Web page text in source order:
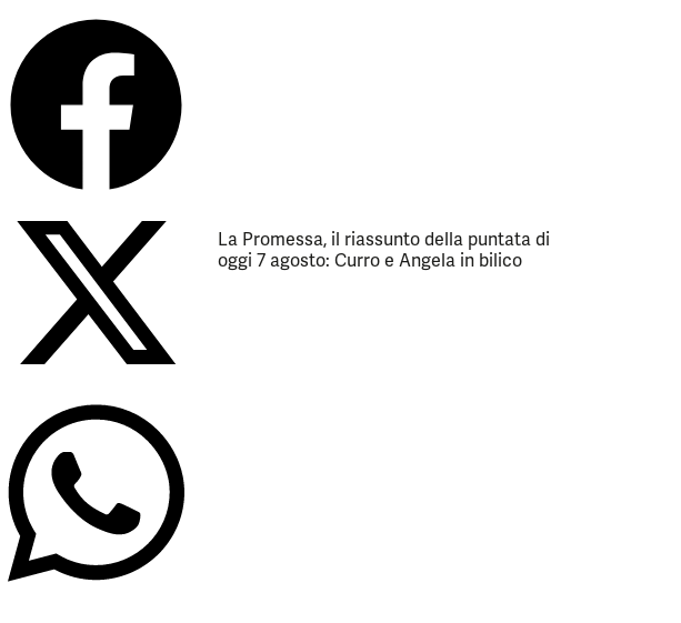
La Promessa, il riassunto della puntata di
oggi 7 agosto: Curro e Angela in bilico